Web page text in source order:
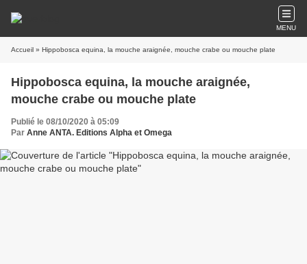
MENU
Accueil » Hippobosca equina, la mouche araignée, mouche crabe ou mouche plate
Hippobosca equina, la mouche araignée,
mouche crabe ou mouche plate
Publié le 08/10/2020 à 05:09
Par Anne ANTA. Editions Alpha et Omega